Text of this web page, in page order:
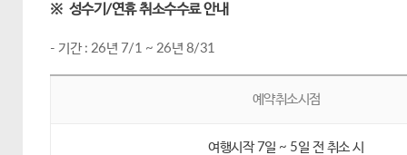
※ 성수기/연휴 취소수수료 안내
- 기간 : 26년 7/1 ~ 26년 8/31
예약취소시점
여행시작 7일 ~ 5일 전 취소 시